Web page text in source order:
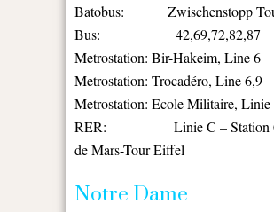
Batobus: Zwischenstopp
Bus: 42,69,72,82,87
Metrostation: Bir-Hakeim, Line 6
Metrostation: Trocadéro, Line 6,9
Metrostation: Ecole Militaire, Linie
RER: Linie C – Station
de Mars-Tour Eiffel
Notre Dame